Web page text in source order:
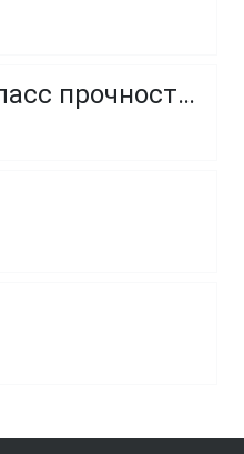
Винт с полукруглой головкой и внутренним шестигранником оцинкованный класс прочности 8.8 и 10.9